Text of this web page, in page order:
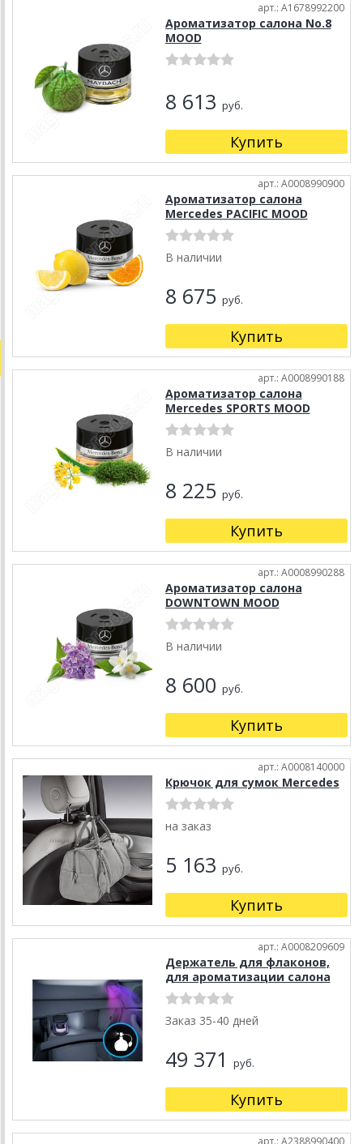
арт.: A1678992200
Ароматизатор салона No.8
MOOD
8 613 руб.
Купить
арт.: A0008990900
Ароматизатор салона
Mercedes PACIFIC MOOD
В наличии
8 675 руб.
Купить
арт.: A0008990188
Ароматизатор салона
Mercedes SPORTS MOOD
В наличии
8 225 руб.
Купить
арт.: A0008990288
Ароматизатор салона
DOWNTOWN MOOD
В наличии
8 600 руб.
Купить
арт.: A0008140000
Крючок для сумок Mercedes
на заказ
5 163 руб.
Купить
арт.: A0008209609
Держатель для флаконов,
для ароматизации салона
Заказ 35-40 дней
49 371 руб.
Купить